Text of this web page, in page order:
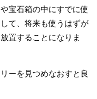
宝石箱の中にすでに使
て、将来も使うはずが
置することになりま
ーを見つめなおすと良